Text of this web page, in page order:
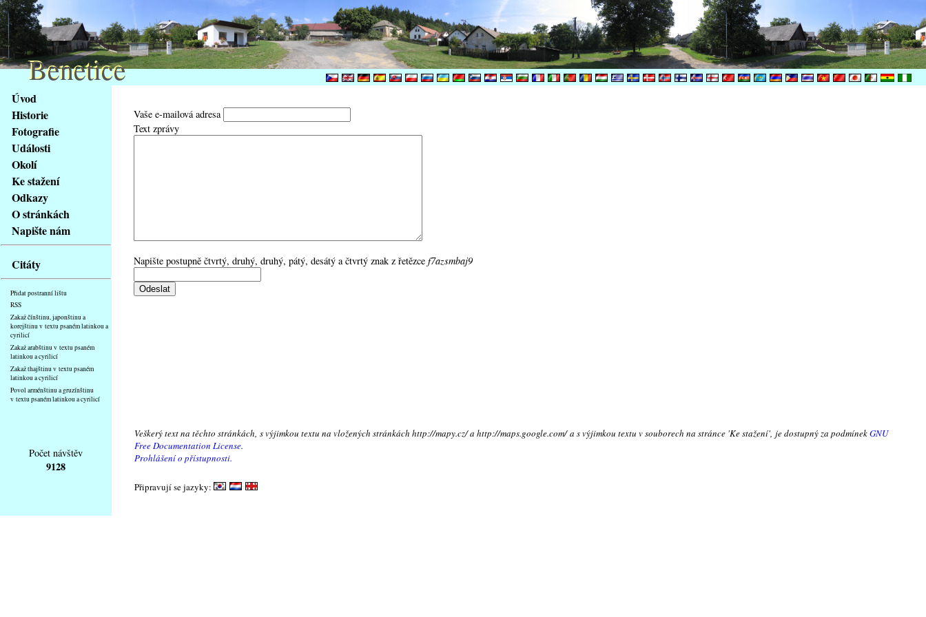
obsah
stránky
Klávesové
zkratky
tomto
webu
základní
Hlavní
strana
Úvod
Historie
Fotografie
Události
Okolí
Ke stažení
Odkazy
O stránkách
Napište nám
Citáty
Přidat postranní lištu
RSS
Zakaž čínštinu, japonštinu a
korejštinu v textu psaném latinkou a
cyrilicí
Zakaž arabštinu v textu psaném
latinkou a cyrilicí
Zakaž thajštinu v textu psaném
latinkou a cyrilicí
Povol arménštinu a gruzínštinu
v textu psaném latinkou a cyrilicí
Vaše e-mailová adresa
Text zprávy
Napište postupně čtvrtý, druhý, druhý, pátý, desátý a čtvrtý znak z řetězce f7azsmbaj9
Počet návštěv
9128
Veškerý text na těchto stránkách, s výjimkou textu na vložených stránkách http://mapy.cz/ a http://maps.google.com/ a s výjimkou textu v souborech na stránce 'Ke stažení', je dostupný za podmínekGNU
Free Documentation License.
Prohlášení o přístupnosti.
Připravují se jazyky:
Benetice
Benetice